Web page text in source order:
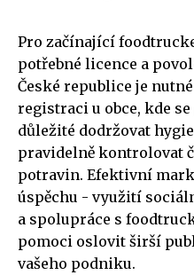
Pro začínající
potřebné licence a
České republice je
registraci u obce, kde
důležité dodržovat
pravidelně kontrolovat
potravin. Efektivní
úspěchu - využití
a spolupráce s
pomoci oslovit širší
vašeho podniku.